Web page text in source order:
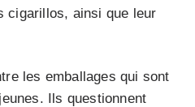
cigarillos, ainsi que leur
les emballages qui sont
Ils questionnent